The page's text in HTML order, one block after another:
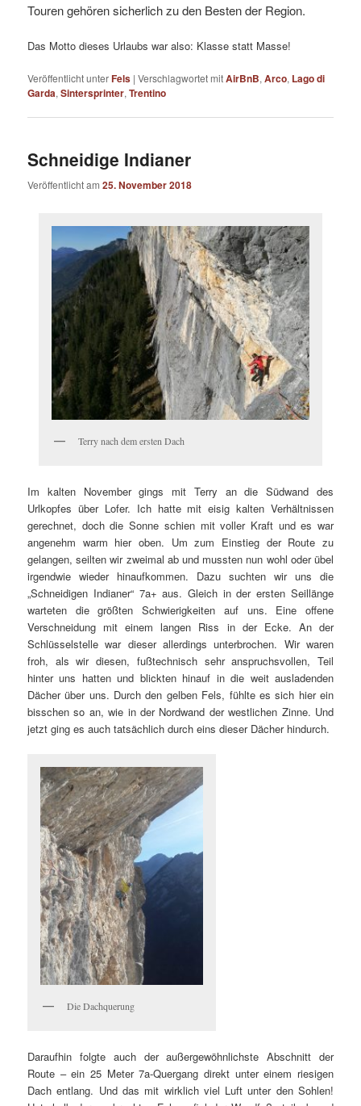
Touren gehören sicherlich zu den Besten der Region.
Das Motto dieses Urlaubs war also: Klasse statt Masse!
Veröffentlicht unterFels |Verschlagwortet mitAirBnB,Arco, Lago di
Garda,Sintersprinter,Trentino
Schneidige Indianer
Veröffentlicht am25. November 2018
Terry nach dem ersten Dach
Im kalten November gings mit Terry an die Südwand des
Urlkopfes über Lofer. Ich hatte mit eisig kalten Verhältnissen
gerechnet, doch die Sonne schien mit voller Kraft und es war
angenehm warm hier oben. Um zum Einstieg der Route zu
gelangen, seilten wir zweimal ab und mussten nun wohl oder übel
irgendwie wieder hinaufkommen. Dazu suchten wir uns die
„Schneidigen Indianer“ 7a+ aus. Gleich in der ersten Seillänge
warteten die größten Schwierigkeiten auf uns. Eine offene
Verschneidung mit einem langen Riss in der Ecke. An der
Schlüsselstelle war dieser allerdings unterbrochen. Wir waren
froh, als wir diesen, fußtechnisch sehr anspruchsvollen, Teil
hinter uns hatten und blickten hinauf in die weit ausladenden
Dächer über uns. Durch den gelben Fels, fühlte es sich hier ein
bisschen so an, wie in der Nordwand der westlichen Zinne. Und
jetzt ging es auch tatsächlich durch eins dieser Dächer hindurch.
Die Dachquerung
Daraufhin folgte auch der außergewöhnlichste Abschnitt der
Route – ein 25 Meter 7a-Quergang direkt unter einem riesigen
Dach entlang. Und das mit wirklich viel Luft unter den Sohlen!